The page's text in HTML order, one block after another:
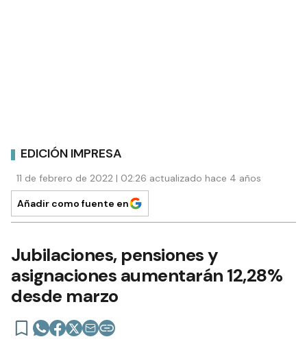
EDICIÓN IMPRESA
11 de febrero de 2022 | 02:26 actualizado hace 4 años
Añadir como fuente en
Jubilaciones, pensiones y
asignaciones aumentarán 12,28%
desde marzo